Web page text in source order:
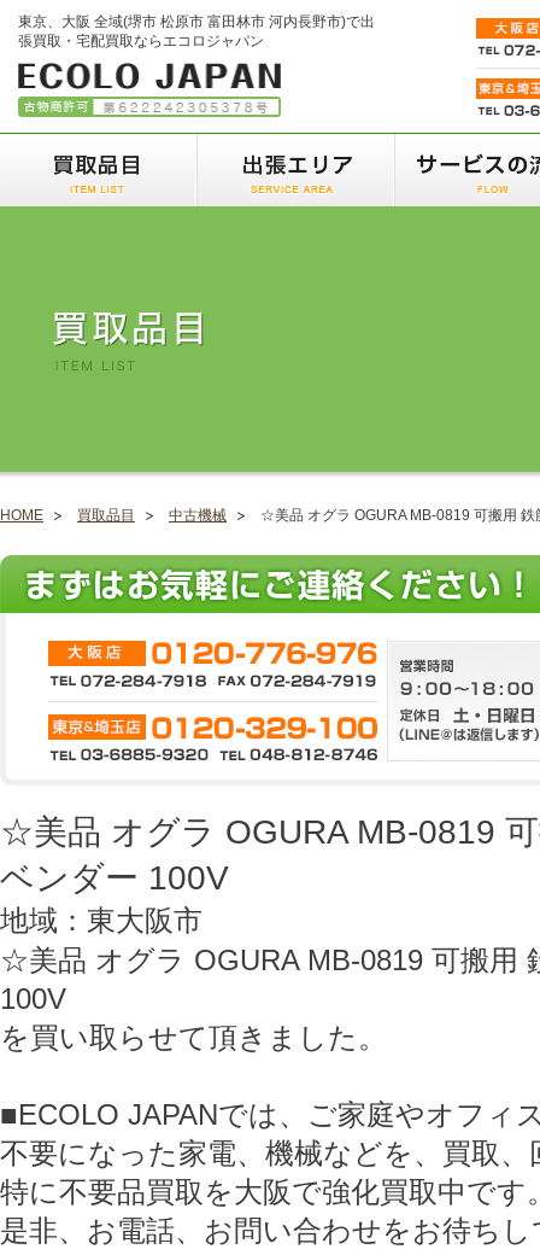
東京、大阪 全域(堺市 松原市 富田林市 河内長野市)で出
張買取・宅配買取ならエコロジャパン
HOME 買取品目 中古機械 ☆美品 オグラ OGURA MB-0819 可搬用
☆美品 オグラ OGURA MB-0819
ベンダー 100V
地域：東大阪市
☆美品 オグラ OGURA MB-0819 可搬用
100V
を買い取らせて頂きました。
■ECOLO JAPANでは、ご家庭やオフィ
不要になった家電、機械などを、買取
特に不要品買取を大阪で強化買取中です
是非、お電話、お問い合わせをお待ち